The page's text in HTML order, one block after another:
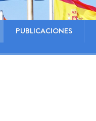
PUBLICACIONES